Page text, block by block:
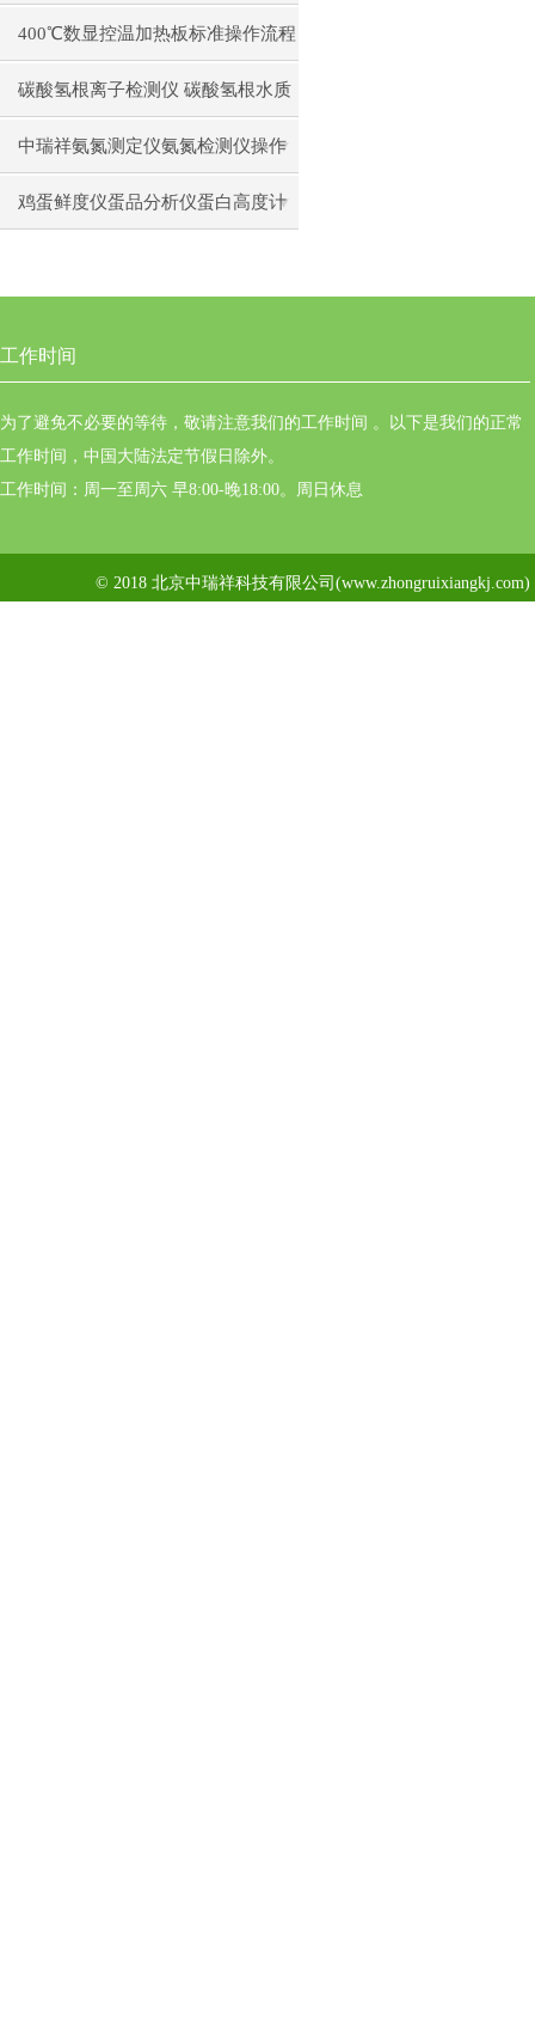
操作流程
400℃数显控温加热板标准操作流程
碳酸氢根离子检测仪 碳酸氢根水质
测定仪操作使用
中瑞祥氨氮测定仪氨氮检测仪操作
前准备使用注意事项
鸡蛋鲜度仪蛋品分析仪蛋白高度计
工作时间
为了避免不必要的等待，敬请注意我们的工作时间 。以下是我们的正常
工作时间，中国大陆法定节假日除外。
工作时间：周一至周六 早8:00-晚18:00。周日休息
© 2018 北京中瑞祥科技有限公司